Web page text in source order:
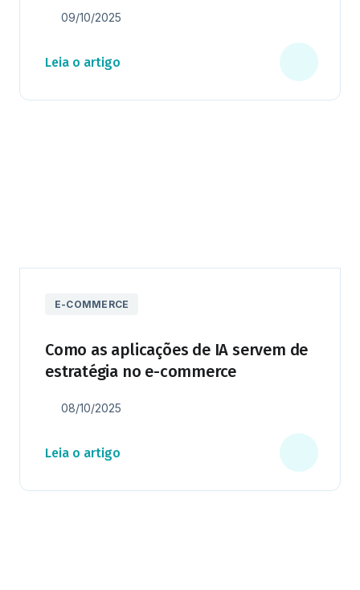
09/10/2025
Leia o artigo
E-COMMERCE
Como as aplicações de IA servem de
estratégia no e-commerce
08/10/2025
Leia o artigo